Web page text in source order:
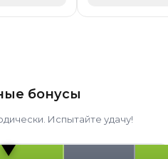
бонусы
Испытайте удачу!